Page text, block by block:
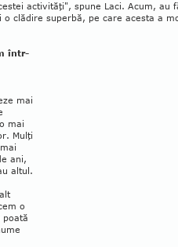
activităţi", spune Laci. Acum, au
o clădire superbă, pe care acesta a
într-
mai
mai
Mulţi
ani,
altul.
o
poată